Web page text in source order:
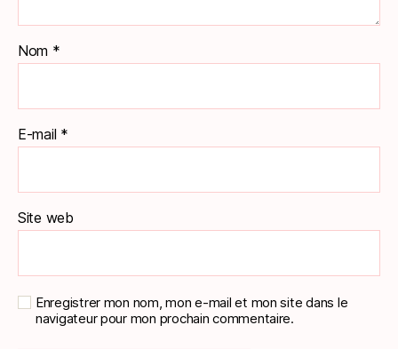
Nom *
E-mail *
Site web
Enregistrer mon nom, mon e-mail et mon site dans le
navigateur pour mon prochain commentaire.